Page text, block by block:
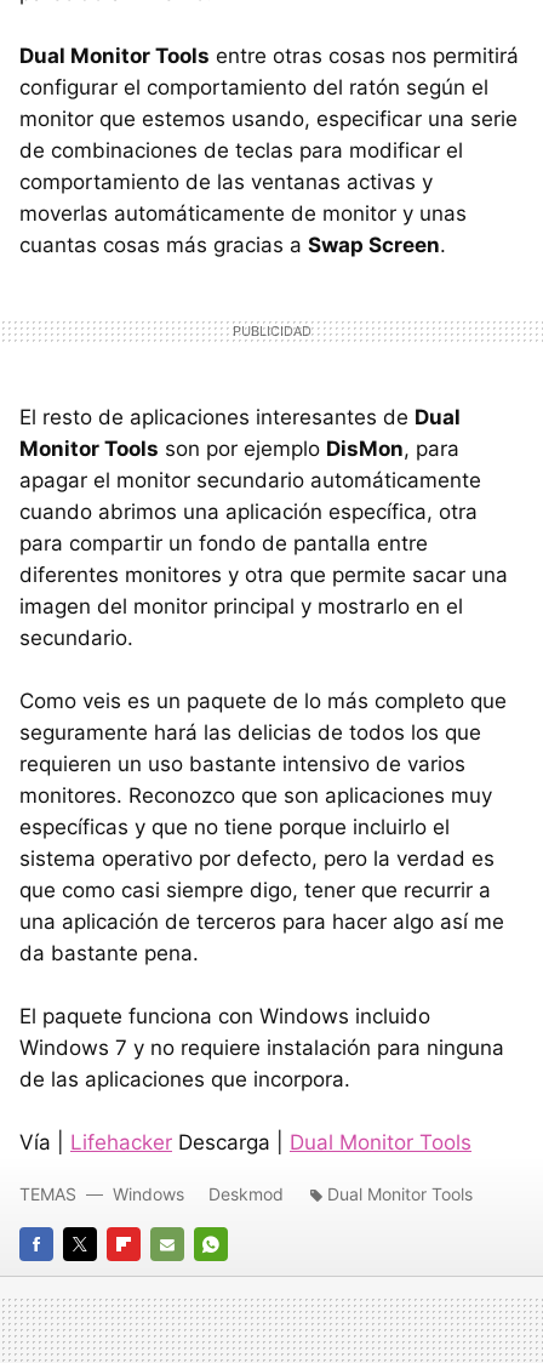
Dual Monitor Tools entre otras cosas nos permitirá
configurar el comportamiento del ratón según el
monitor que estemos usando, especificar una serie
de combinaciones de teclas para modificar el
comportamiento de las ventanas activas y
moverlas automáticamente de monitor y unas
cuantas cosas más gracias a Swap Screen.
El resto de aplicaciones interesantes de Dual
Monitor Tools son por ejemplo DisMon, para
apagar el monitor secundario automáticamente
cuando abrimos una aplicación específica, otra
para compartir un fondo de pantalla entre
diferentes monitores y otra que permite sacar una
imagen del monitor principal y mostrarlo en el
secundario.
Como veis es un paquete de lo más completo que
seguramente hará las delicias de todos los que
requieren un uso bastante intensivo de varios
monitores. Reconozco que son aplicaciones muy
específicas y que no tiene porque incluirlo el
sistema operativo por defecto, pero la verdad es
que como casi siempre digo, tener que recurrir a
una aplicación de terceros para hacer algo así me
da bastante pena.
El paquete funciona con Windows incluido
Windows 7 y no requiere instalación para ninguna
de las aplicaciones que incorpora.
Vía | Lifehacker Descarga | Dual Monitor Tools
FACEBOOK
TWITTERFLIPBOARD
E-
MAIL
WHATSAPP
TEMAS Windows Deskmod Dual Monitor Tools